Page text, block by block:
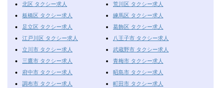
北区 タクシー求人
荒川区 タクシー求人
板橋区 タクシー求人
練馬区 タクシー求人
足立区 タクシー求人
葛飾区 タクシー求人
江戸川区 タクシー求人
八王子市 タクシー求人
立川市 タクシー求人
武蔵野市 タクシー求人
三鷹市 タクシー求人
青梅市 タクシー求人
府中市 タクシー求人
昭島市 タクシー求人
調布市 タクシー求人
町田市 タクシー求人